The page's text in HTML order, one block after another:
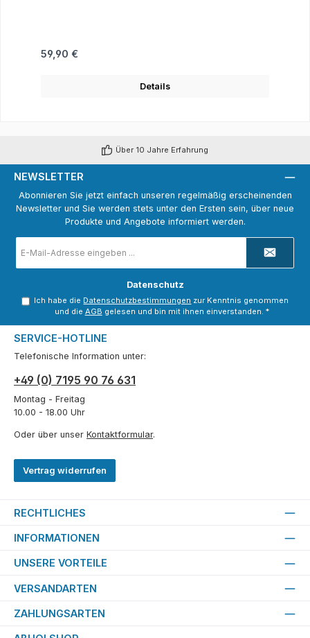
Regulärer Preis:
59,90 €
Details
Über 10 Jahre Erfahrung
NEWSLETTER
Abonnieren Sie jetzt einfach unseren regelmäßig erscheinenden
Newsletter und Sie werden stets unter den Ersten sein, über neue
Produkte und Angebote informiert werden.
Mail-
Adresse
Datenschutz
Ich habe die Datenschutzbestimmungen zur Kenntnis genommen
und die AGB gelesen und bin mit ihnen einverstanden. *
SERVICE-HOTLINE
Telefonische Information unter:
+49 (0) 7195 90 76 631
Montag - Freitag
10.00 - 18.00 Uhr
Oder über unser Kontaktformular.
Vertrag widerrufen
RECHTLICHES
INFORMATIONEN
UNSERE VORTEILE
VERSANDARTEN
ZAHLUNGSARTEN